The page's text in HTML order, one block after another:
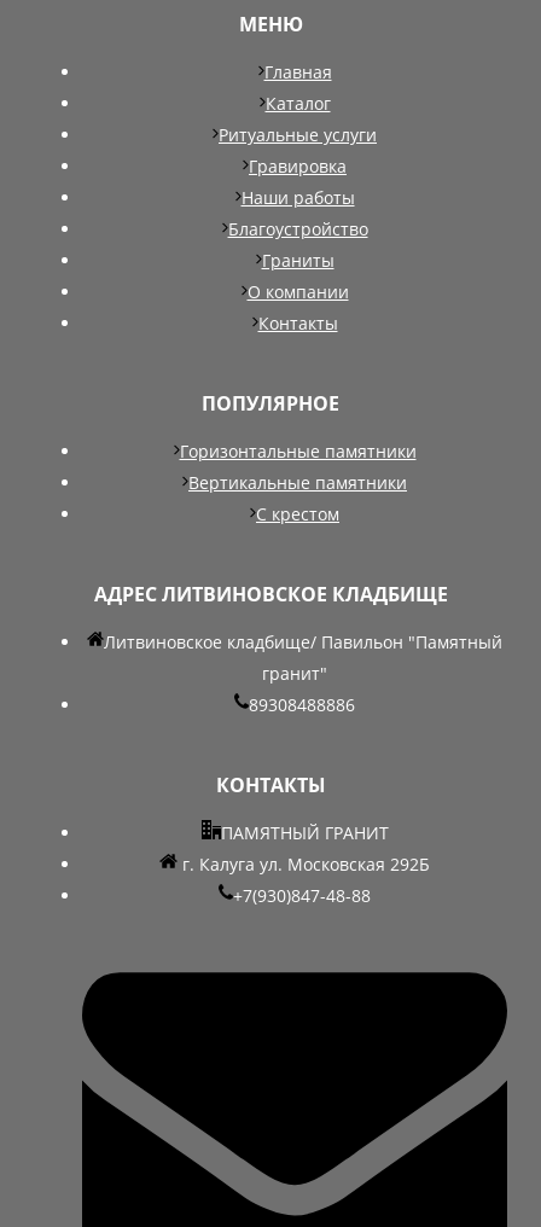
МЕНЮ
Главная
Каталог
Ритуальные услуги
Гравировка
Наши работы
Благоустройство
Граниты
О компании
Контакты
ПОПУЛЯРНОЕ
Горизонтальные памятники
Вертикальные памятники
С крестом
АДРЕС ЛИТВИНОВСКОЕ КЛАДБИЩЕ
Литвиновское кладбище/ Павильон "Памятный
гранит"
89308488886
КОНТАКТЫ
ПАМЯТНЫЙ ГРАНИТ
г. Калуга ул. Московская 292Б
+7(930)847-48-88